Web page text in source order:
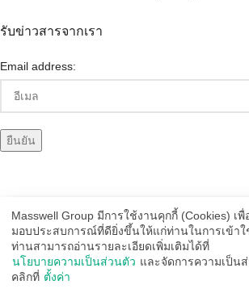
รับข่าวสารจากเรา
Email address:
ช่องทางการจัดส่ง
Masswell Group มีการใช้งานคุกกี้ (Cookies) เ
มอบประสบการณ์ที่ดียิ่งขึ้นให้แก่ท่านในการเข้าใ
ท่านสามารถอ่านรายละเอียดเพิ่มเติมได้ที่
นโยบายความเป็นส่วนตัว และจัดการความเป็น
คลิกที่ ตั้งค่า